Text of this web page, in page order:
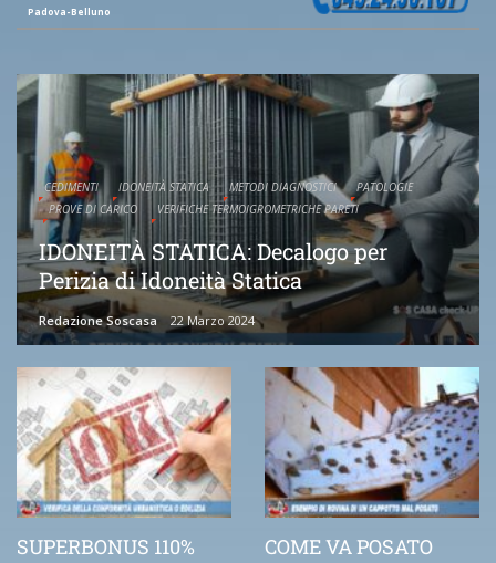
Padova-Belluno
CEDIMENTI IDONEITÀ STATICA METODI DIAGNOSTICI
PATOLOGIE
PROVE DI CARICO
VERIFICHE TERMOIGROMETRICHE PARETI
IDONEITÀ STATICA: Decalogo per
Perizia di Idoneità Statica
Redazione Soscasa 22 Marzo 2024
SUPERBONUS 110%
COME VA POSATO